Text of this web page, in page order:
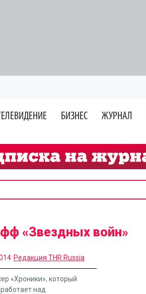
БИЗНЕС ЖУРНАЛ
«Звездных войн»
Редакция THR Russia
«Хроники», который
над